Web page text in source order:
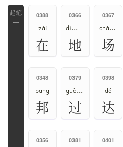
一
0388
zài
在
0366
dì、de
地
0367
cháng、chǎng
场
0348
bāng
邦
0379
guò、guo、guō
过
0398
dá
达
0356 0381 0401